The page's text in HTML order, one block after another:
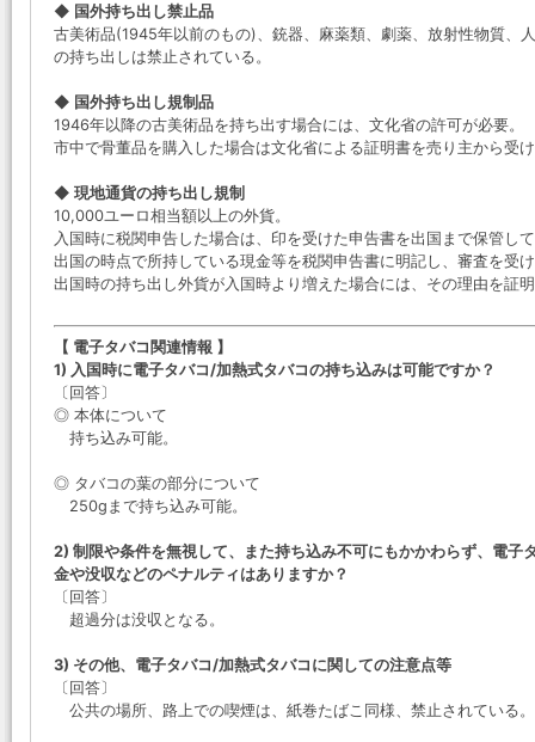
◆ 国外持ち出し禁止品
古美術品(1945年以前のもの)、銃器、麻薬類、劇薬、放射性物質、
の持ち出しは禁止されている。
◆ 国外持ち出し規制品
1946年以降の古美術品を持ち出す場合には、文化省の許可が必要。
市中で骨董品を購入した場合は文化省による証明書を売り主から受
◆ 現地通貨の持ち出し規制
10,000ユーロ相当額以上の外貨。
入国時に税関申告した場合は、印を受けた申告書を出国まで保管し
出国の時点で所持している現金等を税関申告書に明記し、審査を受
出国時の持ち出し外貨が入国時より増えた場合には、その理由を証
【 電子タバコ関連情報 】
1) 入国時に電子タバコ/加熱式タバコの持ち込みは可能ですか？
〔回答〕
◎ 本体について
持ち込み可能。
◎ タバコの葉の部分について
250gまで持ち込み可能。
2) 制限や条件を無視して、また持ち込み不可にもかかわらず、電
金や没収などのペナルティはありますか？
〔回答〕
超過分は没収となる。
3) その他、電子タバコ/加熱式タバコに関しての注意点等
〔回答〕
公共の場所、路上での喫煙は、紙巻たばこ同様、禁止されている。